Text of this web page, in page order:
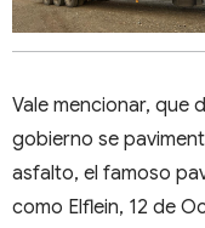
Vale mencionar, que
gobierno se
asfalto, el famoso
como Elflein, 12 de